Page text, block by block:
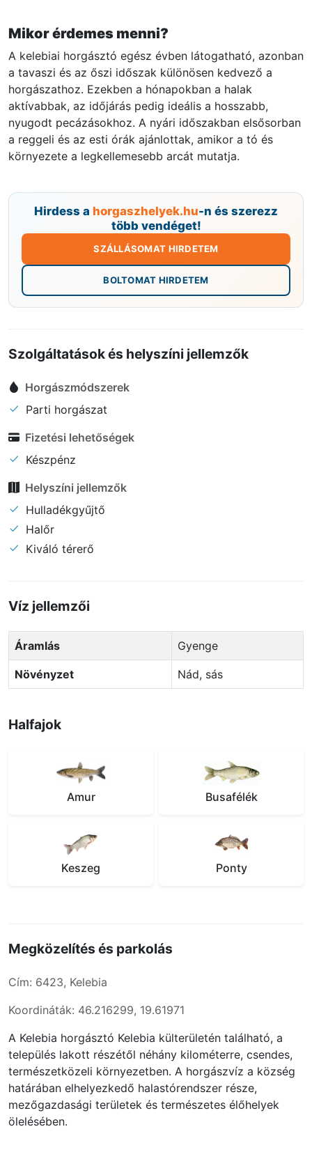
Mikor érdemes menni?
A kelebiai horgásztó egész évben látogatható, azonban
a tavaszi és az őszi időszak különösen kedvező a
horgászathoz. Ezekben a hónapokban a halak
aktívabbak, az időjárás pedig ideális a hosszabb,
nyugodt pecázásokhoz. A nyári időszakban elsősorban
a reggeli és az esti órák ajánlottak, amikor a tó és
környezete a legkellemesebb arcát mutatja.
Hirdess a horgaszhelyek.hu-n és szerezz
több vendéget!
SZÁLLÁSOMAT HIRDETEM
BOLTOMAT HIRDETEM
Szolgáltatások és helyszíni jellemzők
Horgászmódszerek
Parti horgászat
Fizetési lehetőségek
Készpénz
Helyszíni jellemzők
Hulladékgyűjtő
Halőr
Kiváló térerő
Víz jellemzői
Áramlás Gyenge
Növényzet Nád, sás
Halfajok
Amur Busafélék
Keszeg Ponty
Megközelítés és parkolás
Cím: 6423, Kelebia
Koordináták: 46.216299, 19.61971
A Kelebia horgásztó Kelebia külterületén található, a
település lakott részétől néhány kilométerre, csendes,
természetközeli környezetben. A horgászvíz a község
határában elhelyezkedő halastórendszer része,
mezőgazdasági területek és természetes élőhelyek
ölelésében.